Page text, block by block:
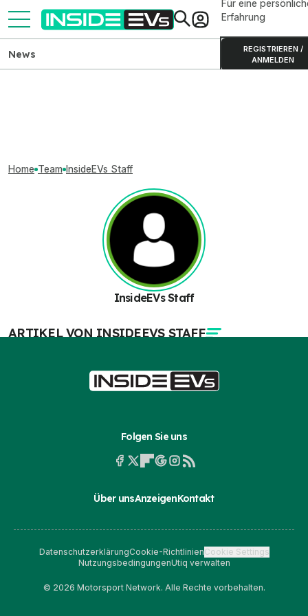
Für eine
Erfahrung
REGISTRIEREN /
ANMELDEN
News
Home Team InsideEVs Staff
InsideEVs Staff
ARTIKEL VON INSIDEEVS STAFF
Folgen Sie uns
Über unsAnzeigenKontakt
DatenschutzerklärungCookie-RichtlinienCookie Settings
NutzungsbedingungenUtiq verwalten
© 2026 Motorsport Network. Alle Rechte vorbehalten.